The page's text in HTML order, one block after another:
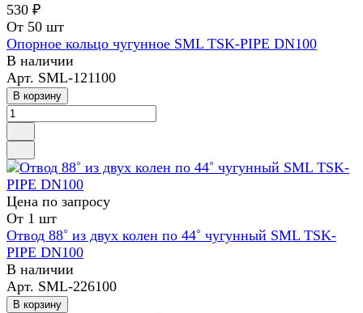
530 ₽
От 50 шт
Опорное кольцо чугунное SML TSK-PIPE DN100
В наличии
Арт. SML-121100
В корзину
Цена по запросу
От 1 шт
Отвод 88˚ из двух колен по 44˚ чугунный SML TSK-
PIPE DN100
В наличии
Арт. SML-226100
В корзину